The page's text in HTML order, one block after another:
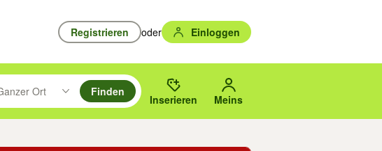
Registrieren oder Einloggen
oben/unten durchsuchen und mit Eingabetaste auswählen.
drücken um zu suchen, oder Vorschläge mit den Pfeiltasten nach oben/
Ort
im Umkreis des gewählten Orts oder PLZ.
Finden
Inserieren Meins